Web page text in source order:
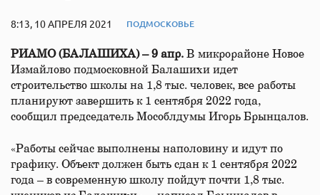
8:13, 10 АПРЕЛЯ 2021 ПОДМОСКОВЬЕ
РИАМО (БАЛАШИХА) – 9 апр. В микрорайоне Новое
Измайлово подмосковной Балашихи идет
строительство школы на 1,8 тыс. человек, все работы
планируют завершить к 1 сентября 2022 года,
сообщил председатель Мособлдумы Игорь Брынцалов.
«Работы сейчас выполнены наполовину и идут по
графику. Объект должен быть сдан к 1 сентября 2022
года – в современную школу пойдут почти 1,8 тыс.